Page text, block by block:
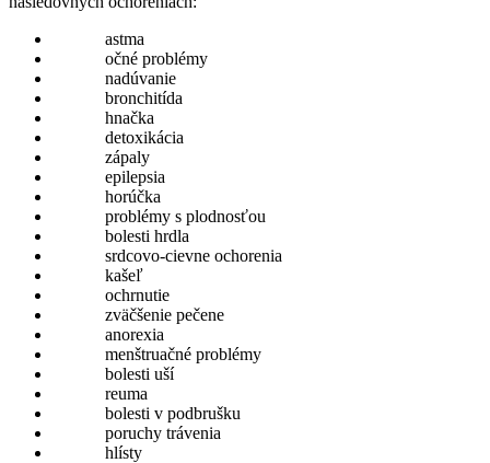
astma
očné problémy
nadúvanie
bronchitída
hnačka
detoxikácia
zápaly
epilepsia
horúčka
problémy s plodnosťou
bolesti hrdla
srdcovo-cievne ochorenia
kašeľ
ochrnutie
zväčšenie pečene
anorexia
menštruačné problémy
bolesti uší
reuma
bolesti v podbrušku
poruchy trávenia
hlísty